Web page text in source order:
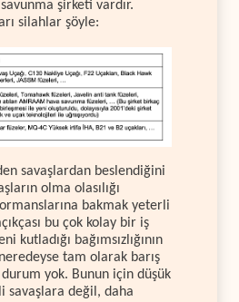
savunma şirketi vardır.
silahlar şöyle:
savaşlardan beslendiğini
olma olasılığı
bakmak yeterli
bu çok kolay bir iş
kutladığı bağımsızlığının
tam olarak barış
yok. Bunun için düşük
savaşlara değil, daha